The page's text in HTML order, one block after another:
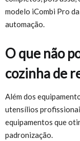
modelo iCombi Pro
automação.
O que não
cozinha de
Além dos
utensílios
equipamentos que
padronização.